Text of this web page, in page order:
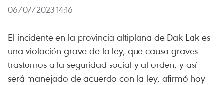
06/07/2023 14:16
El incidente en la provincia altiplana de Dak Lak es
una violación grave de la ley, que causa graves
trastornos a la seguridad social y al orden, y así
será manejado de acuerdo con la ley, afirmó hoy